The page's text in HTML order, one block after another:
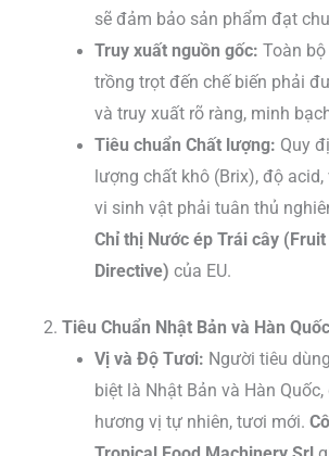
sẽ đảm bảo sản phẩm đạt
Truy xuất nguồn gốc: Toàn
trồng trọt đến chế biến phải
và truy xuất rõ ràng, minh
Tiêu chuẩn Chất lượng: Quy
lượng chất khô (Brix), độ
vi sinh vật phải tuân thủ
Chỉ thị Nước ép Trái cây
Directive) của EU.
2. Tiêu Chuẩn Nhật Bản và Hàn Quốc
Vị và Độ Tươi: Người tiêu
biệt là Nhật Bản và Hàn
hương vị tự nhiên, tươi mới.